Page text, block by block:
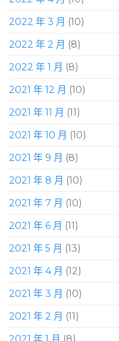
2022 年 3 月 (10)
2022 年 2 月 (8)
2022 年 1 月 (8)
2021 年 12 月 (10)
2021 年 11 月 (11)
2021 年 10 月 (10)
2021 年 9 月 (8)
2021 年 8 月 (10)
2021 年 7 月 (10)
2021 年 6 月 (11)
2021 年 5 月 (13)
2021 年 4 月 (12)
2021 年 3 月 (10)
2021 年 2 月 (11)
2021 年 1 月 (8)